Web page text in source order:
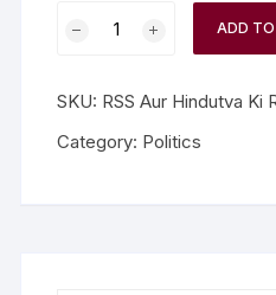
ADD
SKU: RSS Aur Hindutva Ki
Category: Politics